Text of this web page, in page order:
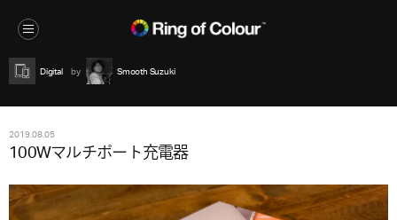
Digital Smooth Suzuki
2019.08.05
100Wマルチポート充電器